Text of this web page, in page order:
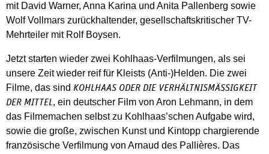
mit David Warner, Anna Karina und Anita Pallenberg sowie
Wolf Vollmars zurückhaltender, gesellschaftskritischer TV-
Mehrteiler mit Rolf Boysen.
Jetzt starten wieder zwei Kohlhaas-Verfilmungen, als sei
unsere Zeit wieder reif für Kleists (Anti-)Helden. Die zwei
Filme, das sind KOHLHAAS ODER DIE VERHÄLTNISMÄSSIGKEIT D
ER MITTEL , ein deutscher Film von Aron Lehmann, in dem
das Filmemachen selbst zu Kohlhaas’schen Aufgabe wird,
sowie die große, zwischen Kunst und Kintopp chargierende
französische Verfilmung von Arnaud des Pallières. Das